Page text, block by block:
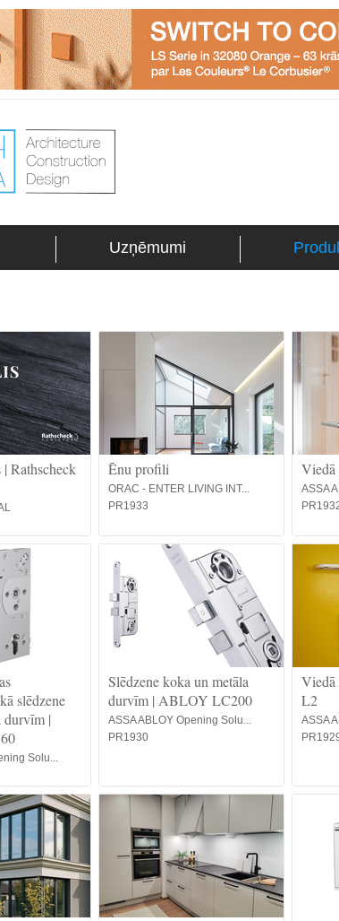
Uzņēmumi
Rathscheck
Ēnu profili
ORAC - ENTER LIVING INT...
PR1933
Viedā
ASSA
slēdzene
durvīm |
Solu...
Slēdzene koka un metāla
durvīm | ABLOY LC200
ASSA ABLOY Opening Solu...
PR1930
Viedā
L2
ASSA